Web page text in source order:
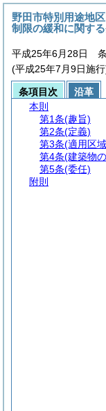
野田市特別用途地
制限の緩和に関する
平成25年6月28日
(平成25年7月9日施
条項目次
沿革
本則
第1条(趣旨)
第2条(定義)
第3条(適用区
第4条(建築物
第5条(委任)
附則